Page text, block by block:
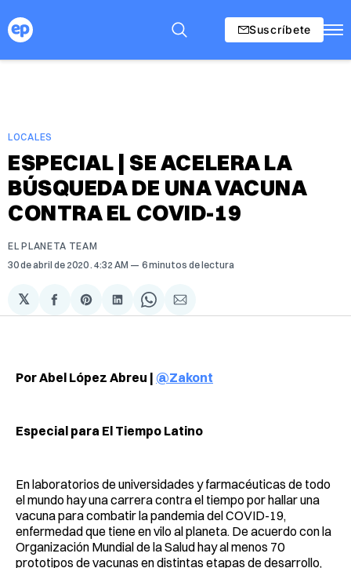
Suscríbete
LOCALES
ESPECIAL | SE ACELERA LA
BÚSQUEDA DE UNA VACUNA
CONTRA EL COVID-19
EL PLANETA TEAM
30 de abril de 2020 . 4:32 AM 6 minutos de lectura
𝕏
Compartir
en
Share
on
Compartir
en
Share
on
Compartir
via
Por Abel López Abreu | @Zakont
Especial para El Tiempo Latino
En laboratorios de universidades y farmacéuticas de todo
el mundo hay una carrera contra el tiempo por hallar una
vacuna para combatir la pandemia del COVID-19,
enfermedad que tiene en vilo al planeta. De acuerdo con la
Organización Mundial de la Salud hay al menos 70
prototipos de vacunas en distintas etapas de desarrollo,